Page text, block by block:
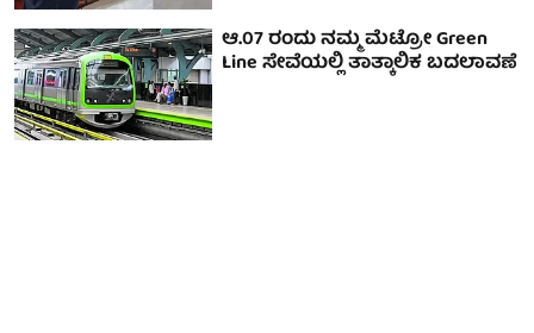
ಆ.07 ರಂದು ನಮ್ಮ ಮೆಟ್ರೋ Green
Line ಸೇವೆಯಲ್ಲಿ ತಾತ್ಕಾಲಿಕ ಬದಲಾವಣೆ